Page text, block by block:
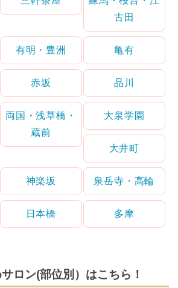
古田
有明・豊洲 亀有
赤坂 品川
両国・浅草橋・
蔵前
大泉学園
大井町
神楽坂 泉岳寺・高輪
日本橋 多摩
ロン(部位別）はこちら！